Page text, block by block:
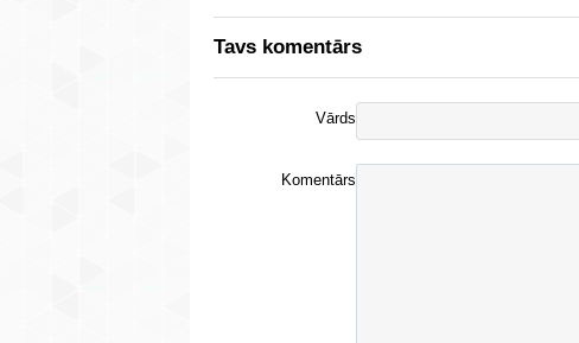
Tavs komentārs
Vārds
Komentārs